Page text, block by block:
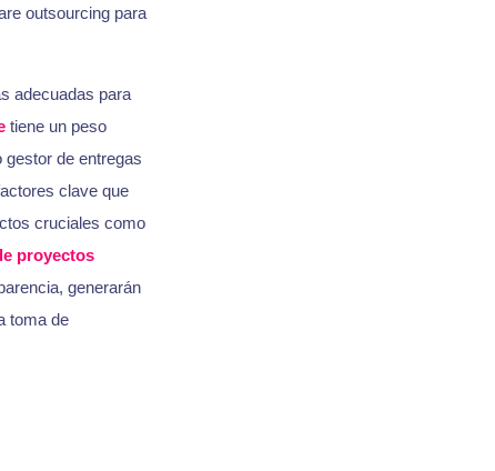
outsourcing para
adecuadas para
tiene un peso
gestor de entregas
clave que
cruciales como
proyectos
generarán
toma de